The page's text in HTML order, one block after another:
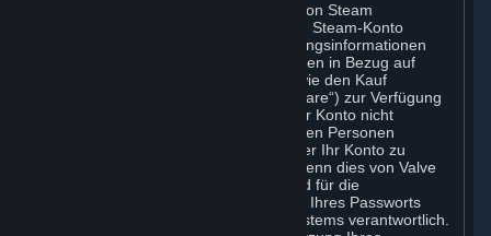
Wenn Sie den Registrierungsprozess von Steam
abgeschlossen haben, erstellen Sie ein Steam-Konto
(„Konto“). Ihr Konto kann auch Rechnungsinformationen
enthalten, die Sie Valve für Transaktionen in Bezug auf
Abonnements, Inhalte und Dienste sowie den Kauf
physischer Waren über Steam („Hardware“) zur Verfügung
stellen. Sie dürfen Ihr Passwort oder Ihr Konto nicht
offenlegen, weitergeben oder es anderen Personen
anderweitig gestatten, Ihr Passwort oder Ihr Konto zu
nutzen. Etwas anderes gilt nur dann, wenn dies von Valve
ausdrücklich genehmigt wurde. Sie sind für die
Vertraulichkeit Ihrer Anmeldedaten und Ihres Passworts
sowie die Sicherheit Ihres Computersystems verantwortlich.